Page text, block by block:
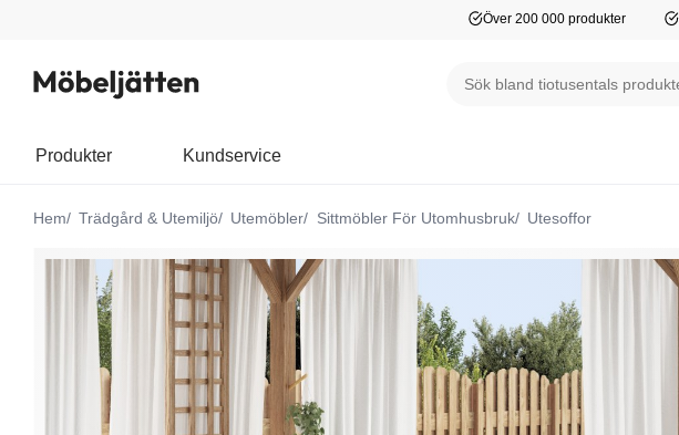
Över 200 000 produkter
Produkter Kundservice
Hem Trädgård & Utemiljö Utemöbler Sittmöbler För Utomhusbruk Utesoffor